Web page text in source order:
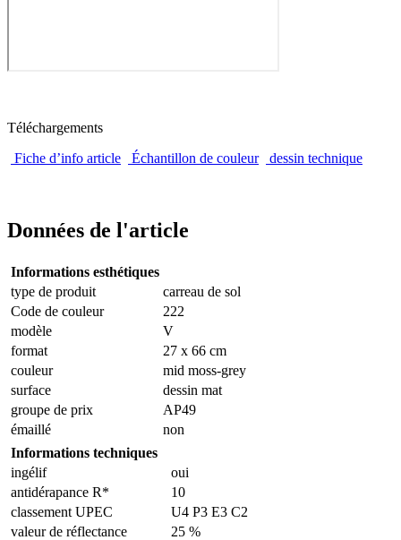
Téléchargements
Fiche d’info article
Échantillon de couleur dessin technique
Données de l'article
Informations esthétiques
type de produit
carreau de sol
Code de couleur
222
modèle
V
format
27 x 66 cm
couleur
mid moss-grey
surface
dessin mat
groupe de prix
AP49
émaillé
non
Informations techniques
ingélif
oui
antidérapance R*
10
classement UPEC
U4 P3 E3 C2
valeur de réflectance
25 %